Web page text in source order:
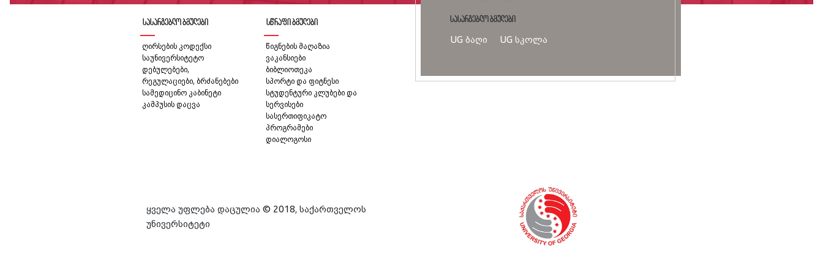
სასარგებლო ბმულები
UG ბაღი UG სკოლა
სასარგებლო ბმულები
ღირსების კოდექსი
საუნივერსიტეტო
დებულებები,
რეგულაციები, ბრძანებები
სამედიცინო კაბინეტი
კამპუსის დაცვა
სწრაფი ბმულები
წიგნების მაღაზია
ვაკანსიები
ბიბლიოთეკა
სპორტი და ფიტნესი
სტუდენტური კლუბები და
სერვისები
სასერთიფიკატო
პროგრამები
დიალოგოსი
ყველა უფლება დაცულია © 2018, საქართველოს
უნივერსიტეტი